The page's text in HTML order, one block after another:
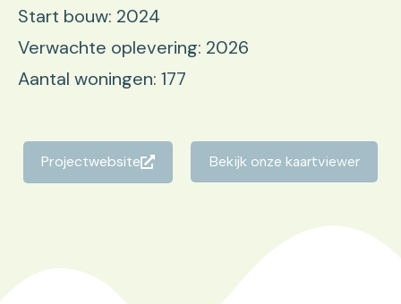
Start bouw: 2024
Verwachte oplevering: 2026
Aantal woningen: 177
Projectwebsite Bekijk onze kaartviewer